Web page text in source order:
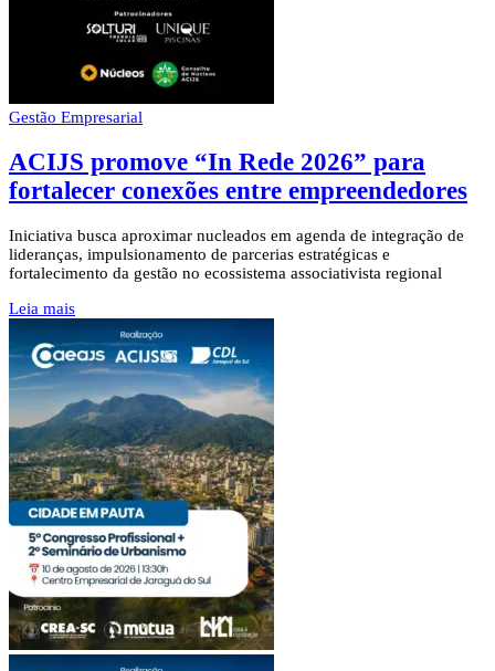
Gestão Empresarial
ACIJS promove “In Rede 2026” para
fortalecer conexões entre empreendedores
Iniciativa busca aproximar nucleados em agenda de integração de
lideranças, impulsionamento de parcerias estratégicas e
fortalecimento da gestão no ecossistema associativista regional
Leia mais